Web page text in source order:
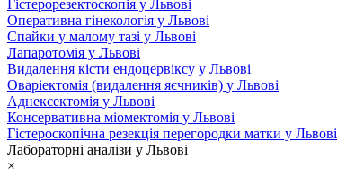
Гістерорезектоскопія у Львові
Оперативна гінекологія у Львові
Спайки у малому тазі у Львові
Лапаротомія у Львові
Видалення кісти ендоцервіксу у Львові
Оваріектомія (видалення яєчників) у Львові
Аднексектомія у Львові
Консервативна міомектомія у Львові
Гістероскопічна резекція перегородки матки у Львові
Лабораторні аналізи у Львові
×